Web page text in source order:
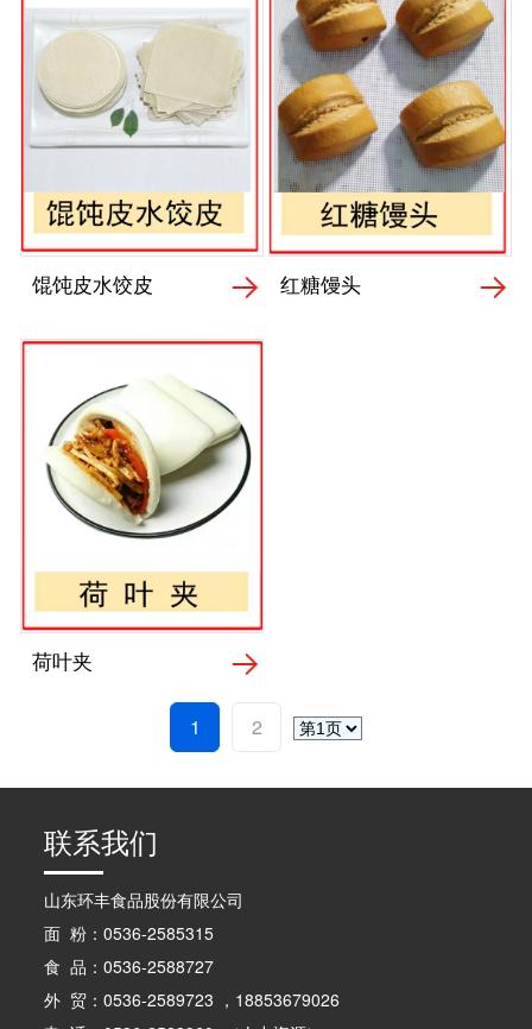
馄饨皮水饺皮 红糖馒头
荷叶夹
1 2
联系我们
山东环丰食品股份有限公司
面 粉：0536-2585315
食 品：0536-2588727
外 贸：0536-2589723 ，18853679026